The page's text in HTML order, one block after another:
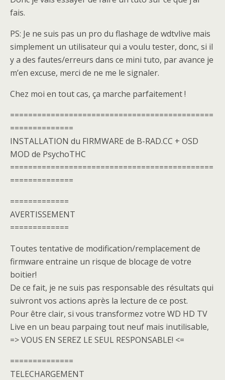
fais.
PS: Je ne suis pas un pro du flashage de wdtvlive mais
simplement un utilisateur qui a voulu tester, donc, si il
y a des fautes/erreurs dans ce mini tuto, par avance je
m’en excuse, merci de ne me le signaler.
Chez moi en tout cas, ça marche parfaitement !
=============================================
==============
INSTALLATION du FIRMWARE de B-RAD.CC + OSD
MOD de PsychoTHC
=============================================
==============
=============
AVERTISSEMENT
=============
Toutes tentative de modification/remplacement de
firmware entraine un risque de blocage de votre
boitier!
De ce fait, je ne suis pas responsable des résultats qui
suivront vos actions après la lecture de ce post.
Pour être clair, si vous transformez votre WD HD TV
Live en un beau parpaing tout neuf mais inutilisable,
=> VOUS EN SEREZ LE SEUL RESPONSABLE! <=
==============
TELECHARGEMENT